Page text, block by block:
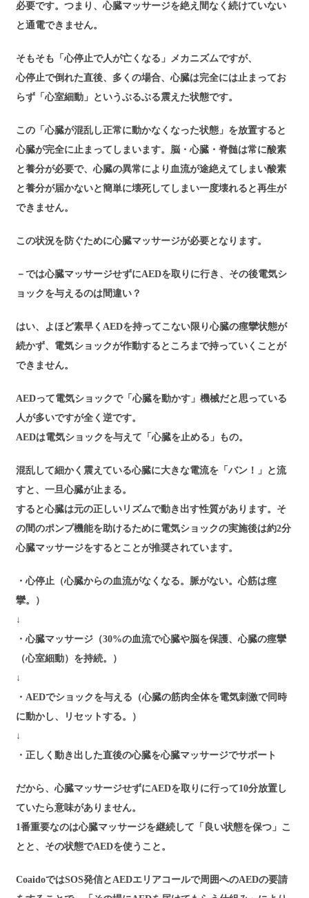
必要です。つまり、心臓マッサージを絶え間なく続けていない
と通電できません。
そもそも「心停止で人が亡くなる」メカニズムですが、
心停止で倒れた直後、多くの場合、心臓は完全には止まってお
らず「心室細動」というぶるぶる震えた状態です。
この「心臓が混乱し正常に動かなくなった状態」を放置すると
心臓が完全に止まってしまいます。脳・心臓・脊髄は常に酸素
と養分が必要で、心臓の異常により血流が途絶えてしまい酸素
と養分が届かないと簡単に壊死してしまい一度壊れると再生が
できません。
この状況を防ぐために心臓マッサージが必要となります。
－では心臓マッサージせずにAEDを取りに行き、その後電気シ
ョックを与えるのは間違い？
はい、よほど素早くAEDを持ってこない限り心臓の痙攣状態が
続かず、電気ショックが作動するところまで持っていくことが
できません。
AEDって電気ショックで「心臓を動かす」機械だと思っている
人が多いですが全く逆です。
AEDは電気ショックを与えて「心臓を止める」もの。
混乱して細かく震えている心臓に大きな電流を「バン！」と流
すと、一旦心臓が止まる。
すると心臓は元の正しいリズムで動き出す性質があります。そ
の間のポンプ機能を助けるために電気ショックの実施後は約2分
心臓マッサージをするとことが推奨されています。
・心停止（心臓からの血流がなくなる。脈がない。心筋は痙
攣。）
↓
・心臓マッサージ（30%の血流で心臓や脳を保護、心臓の痙攣
（心室細動）を持続。）
↓
・AEDでショックを与える（心臓の筋肉全体を電気刺激で同時
に動かし、リセットする。）
↓
・正しく動き出した直後の心臓を心臓マッサージでサポート
だから、心臓マッサージせずにAEDを取りに行って10分放置し
ていたら意味がありません。
1番重要なのは心臓マッサージを継続して「良い状態を保つ」こ
とと、その状態でAEDを使うこと。
CoaidoではSOS発信とAEDエリアコールで周囲へのAEDの要請